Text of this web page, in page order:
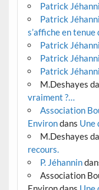
Patrick
Patrick
s’affiche en tenue
Patrick
Patrick
Patrick
M.Deshayes
vraiment ?…
Association
Environdans Une
M.Deshayes
recours.
P. Jéhannin
Association